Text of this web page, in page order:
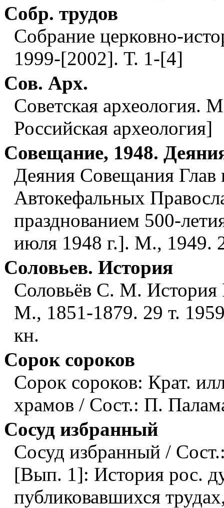
Собр. трудов
Собрание церковно-
1999-[2002]. Т. 1-[4]
Сов. Арх.
Советская археология.
Российская археология]
Совещание, 1948.
Деяния Совещания Глав
Автокефальных
празднованием 500-
июля 1948 г.]. М., 1949.
Соловьев. История
Соловьёв С. М. История
М., 1851-1879. 29 т.
кн.
Сорок сороков
Сорок сороков: Крат.
храмов / Сост.: П.
Сосуд избранный
Сосуд избранный /
[Вып. 1]: История рос.
публиковавшихся